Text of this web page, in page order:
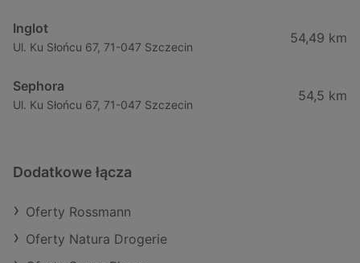
Inglot
Ul. Ku Słońcu 67, 71-047 Szczecin
54,49 km
Sephora
Ul. Ku Słońcu 67, 71-047 Szczecin
54,5 km
Dodatkowe łącza
Oferty Rossmann
Oferty Natura Drogerie